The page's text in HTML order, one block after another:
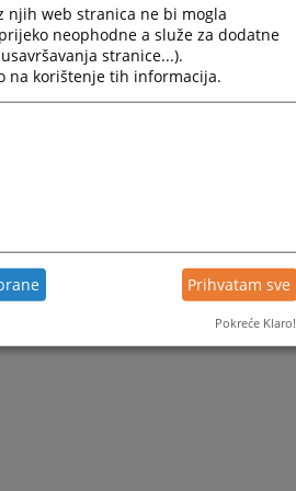
службе према
njih web stranica ne bi mogla
neophodne a služe za dodatne
stranice...).
na korištenje tih informacija.
Prihvatam sve
Pokreće Klaro!